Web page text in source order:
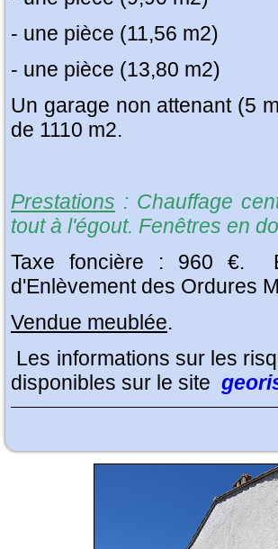
- une pièce (11,56 m2)
- une pièce (13,80 m2)
Un garage non attenant (5
de 1110 m2.
Prestations : Chauffage
tout à l'égout. Fenêtres en
Taxe foncière : 960 €.
d'Enlèvement des Ordures
Vendue meublée.
Les informations sur les
disponibles sur le site